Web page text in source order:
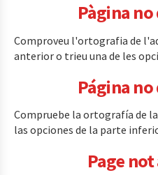
Pàgina
Comproveu l'ortografia de
anterior o trieu una de les
Página
Compruebe la ortografía de
las opciones de la parte
Page